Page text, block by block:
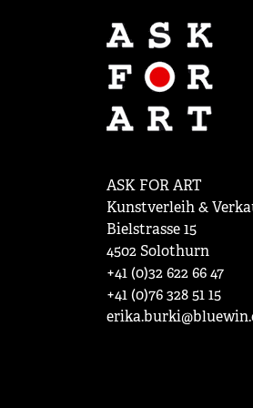
ASK FOR ART
Kunstverleih &
Bielstrasse 15
4502 Solothurn
+41 (0)32 622 66 47
+41 (0)76 328 51 15